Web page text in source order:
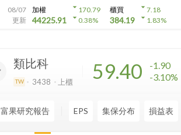
08/07
更新
加權
44225.91
arrow_drop_down170.79
arrow_drop_down0.38%
櫃買
384.19
arrow_drop_down7.18
arrow_drop_down1.83%
類比科
TW 3438 上櫃 59.40
-1.90
-3.10%
富果研究報告 EPS 集保分布 損益表